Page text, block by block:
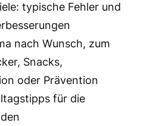
typische Fehler und
nach Wunsch, zum
Snacks,
oder Prävention
für die